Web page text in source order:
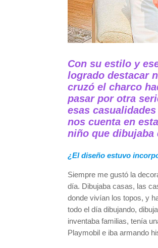
Con su estilo y
logrado destacar
cruzó el charco
pasar por otra
esas
nos cuenta en
niño que dibujaba
¿El diseño estuvo
Siempre me gustó la
día. Dibujaba casas, las
donde vivían los topos, y
todo el día dibujando,
inventaba familias, tenía
Playmobil e iba armando